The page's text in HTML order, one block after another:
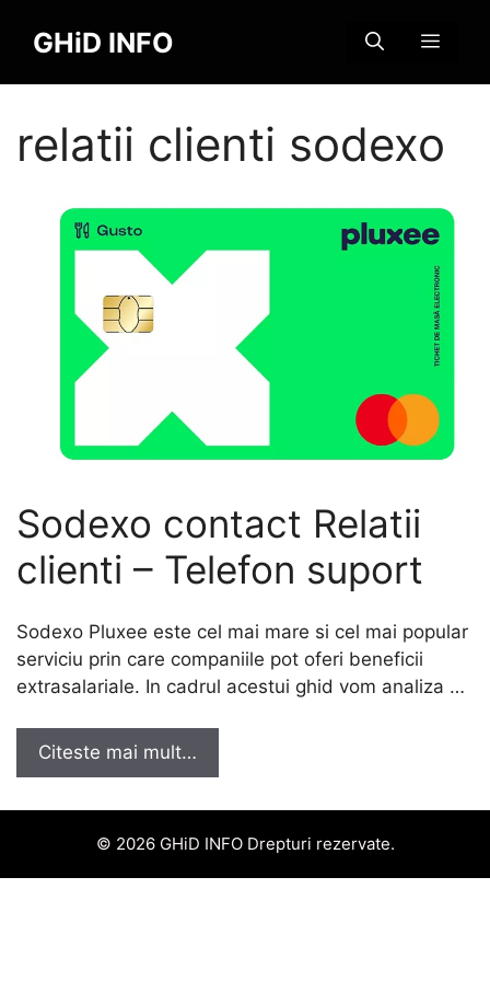
GHiD INFO
relatii clienti sodexo
Sodexo contact Relatii
clienti – Telefon suport
Sodexo Pluxee este cel mai mare si cel mai popular
serviciu prin care companiile pot oferi beneficii
extrasalariale. In cadrul acestui ghid vom analiza …
Citeste mai mult…
© 2026 GHiD INFO Drepturi rezervate.